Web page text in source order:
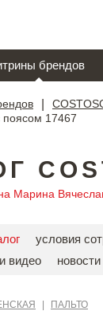
брендов
поясом 17467
Марина
условия
видео
ПАЛЬТО